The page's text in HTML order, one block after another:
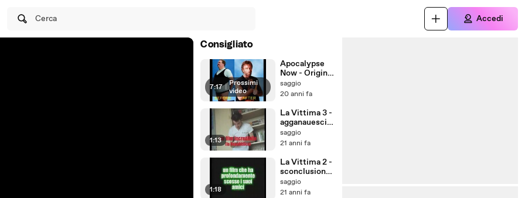
Cerca Accedi
Consigliato
7:17 | Prossimi
video
Apocalypse
Now - Original
Version
saggio
20 anni fa
1:13
La Vittima 3 -
agganauescio
n
saggio
21 anni fa
1:18
La Vittima 2 -
sconclusionat
ion
saggio
21 anni fa